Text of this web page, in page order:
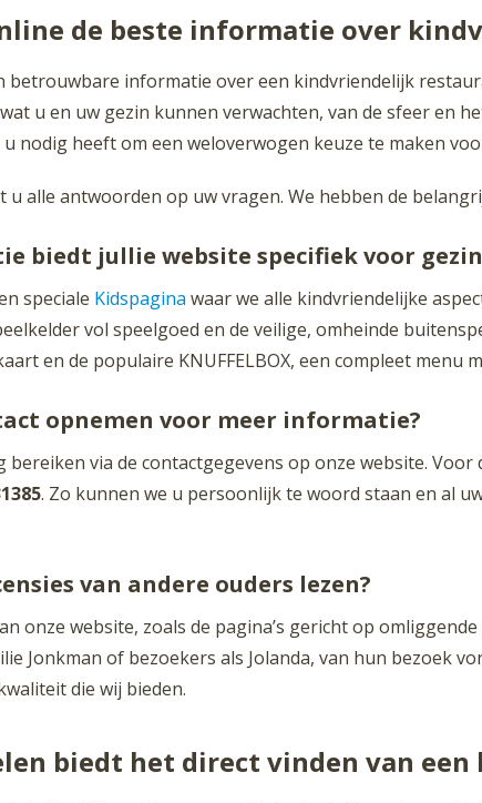
de beste informatie over
betrouwbare informatie over een kindvriendelijk
u en uw gezin kunnen verwachten, van de sfeer en
nodig heeft om een weloverwogen keuze te maken
u alle antwoorden op uw vragen. We hebben de
biedt jullie website specifiek voor
speciale Kidspagina waar we alle kindvriendelijke
vol speelgoed en de veilige, omheinde
en de populaire KNUFFELBOX, een compleet menu
opnemen voor meer informatie?
bereiken via de contactgegevens op onze website.
. Zo kunnen we u persoonlijk te woord staan en al
van andere ouders lezen?
onze website, zoals de pagina’s gericht op
Jonkman of bezoekers als Jolanda, van hun bezoek
die wij bieden.
biedt het direct vinden van